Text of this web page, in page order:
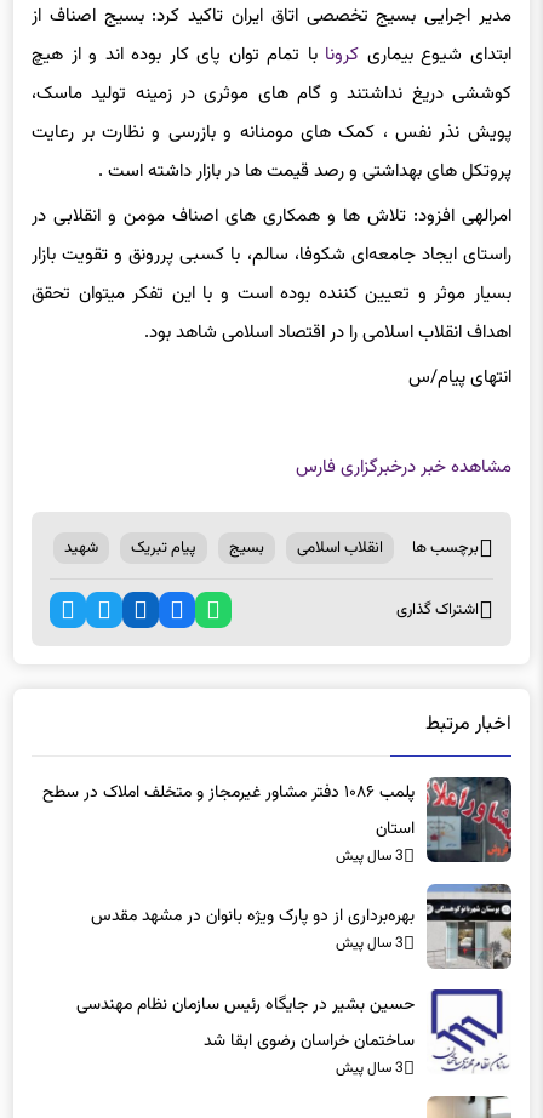
مدیر اجرایی بسیج تخصصی اتاق ایران تاکید کرد: بسیج اصناف از
ابتدای شیوع بیماری کرونا با تمام توان پای کار بوده اند و از هیچ
کوششی دریغ نداشتند و گام های موثری در زمینه تولید ماسک،
پویش نذر نفس ، کمک های مومنانه و بازرسی و نظارت بر رعایت
پروتکل های بهداشتی و رصد قیمت ها در بازار داشته است .
امرالهی افزود: تلاش ها و همکاری های اصناف مومن و انقلابی در
راستای ایجاد جامعه‌ای شکوفا، سالم، با کسبی پررونق و تقویت بازار
بسیار موثر و تعیین کننده بوده است و با این تفکر میتوان تحقق
اهداف انقلاب اسلامی را در اقتصاد اسلامی شاهد بود.
انتهای پیام/س
مشاهده خبر درخبرگزاری فارس
برچسب ها انقلاب اسلامی بسیج پیام تبریک شهید
اشتراک گذاری
اخبار مرتبط
پلمب ۱۰۸۶ دفتر مشاور غیرمجاز و متخلف املاک در سطح
استان
3 سال پیش
بهره‌برداری از دو پارک ویژه بانوان در مشهد مقدس
3 سال پیش
حسین بشیر در جایگاه رئیس سازمان نظام مهندسی
ساختمان خراسان رضوی ابقا شد
3 سال پیش